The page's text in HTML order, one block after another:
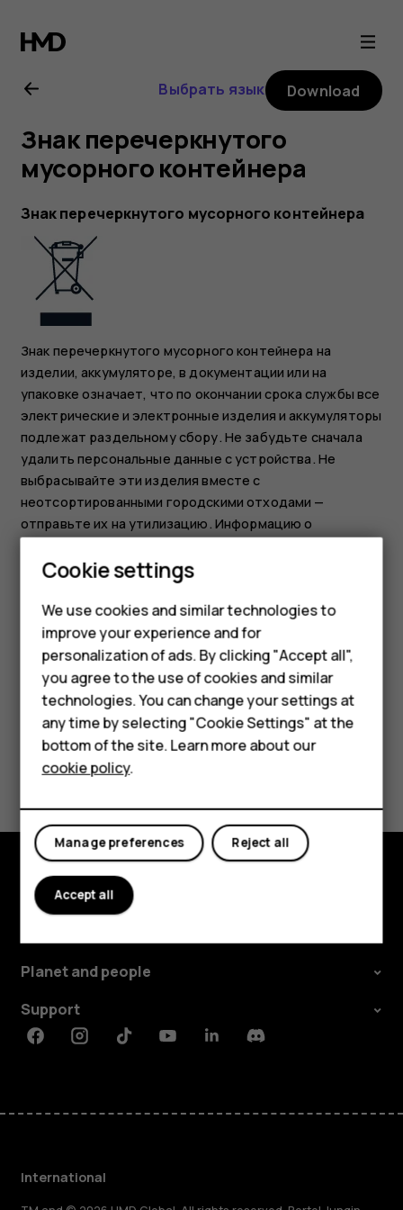
Nokia
2
user
guide
Smartphones
Feature phones
Phones for kids
Accessories
HMD Terra M
For business
Tablets
Выбрать язык Download
Знак перечеркнутого
мусорного контейнера
Знак перечеркнутого мусорного контейнера
Знак перечеркнутого мусорного контейнера на
изделии, аккумуляторе, в документации или на
упаковке означает, что по окончании срока службы все
электрические и электронные изделия и аккумуляторы
подлежат раздельному сбору. Не забудьте сначала
удалить персональные данные с устройства. Не
выбрасывайте эти изделия вместе с
неотсортированными городскими отходами —
отправьте их на утилизацию. Информацию о
местном органе по утилизации отходов или прочитать
о программе возврата HMD и ее доступности в вашей
стране по адресу
www.hmd.com/phones/support/topics/recycle
Did you find this helpful?
Yes No
Explore
Planet and people
Support
FacebookInstagramTiktokYoutubeLinkedinDiscord
International
Cookie settings
We use cookies and similar technologies to
improve your experience and for
personalization of ads. By clicking "Accept all",
you agree to the use of cookies and similar
technologies. You can change your settings at
any time by selecting "Cookie Settings" at the
bottom of the site. Learn more about our
cookie policy.
Reject all
Manage preferences
Accept all